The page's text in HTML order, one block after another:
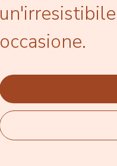
occasione.